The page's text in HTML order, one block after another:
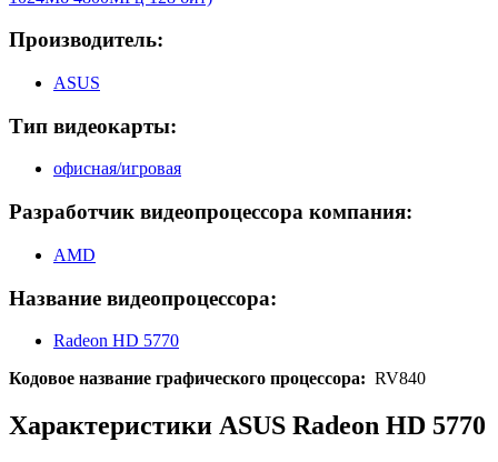
Производитель:
ASUS
Тип видеокарты:
офисная/игровая
Разработчик видеопроцессора компания:
AMD
Название видеопроцессора:
Radeon HD 5770
Кодовое название графического процессора: RV840
Характеристики ASUS Radeon HD 5770